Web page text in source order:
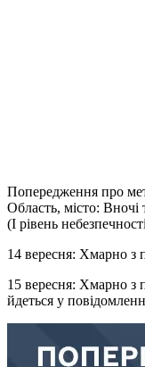
Попередження про
Область, місто:
(І рівень
14 вересня: Хмарно з
15 вересня: Хмарно з
йдеться у